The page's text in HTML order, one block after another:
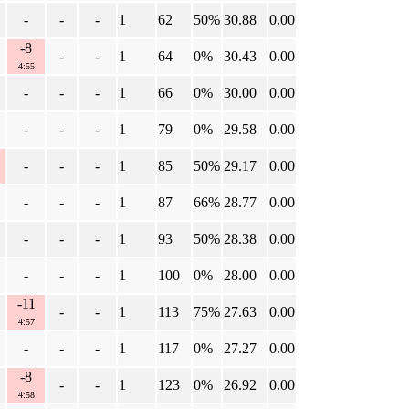
- - - 1 62 50% 30.88
0.00
-8
4:55
- - 1 64 0% 30.43 0.00
- - - 1 66 0% 30.00 0.00
- - - 1 79 0% 29.58 0.00
- - - 1 85 50% 29.17 0.00
- - - 1 87 66% 28.77 0.00
- - - 1 93 50% 28.38 0.00
- - - 1 100 0% 28.00
0.00
-11
4:57
- - 1 113 75% 27.63 0.00
- - - 1 117 0% 27.27
0.00
-8
4:58
- - 1 123 0% 26.92 0.00